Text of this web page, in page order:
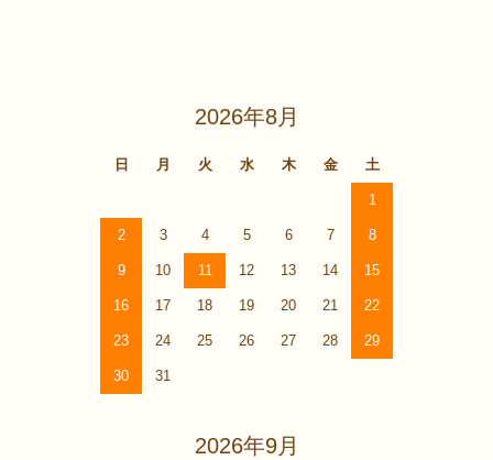
2026年8月
日 月 火 水 木 金 土
1
2 3 4 5 6 7 8
9 10 11 12 13 14 15
16 17 18 19 20 21 22
23 24 25 26 27 28 29
30 31
2026年9月